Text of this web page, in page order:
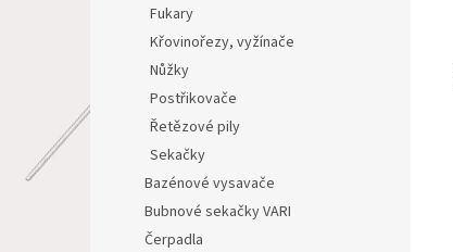
Fukary
Křovinořezy, vyžínače
Nůžky
Postřikovače
Řetězové pily
Sekačky
Bazénové vysavače
Bubnové sekačky VARI
Čerpadla